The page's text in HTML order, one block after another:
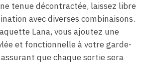
tenue décontractée, laissez libre
avec diverses combinaisons.
Lana, vous ajoutez une
et fonctionnelle à votre garde-
que chaque sortie sera